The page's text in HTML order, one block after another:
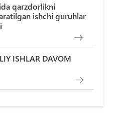
qarzdorlikni
ishchi guruhlar
ISHLAR DAVOM